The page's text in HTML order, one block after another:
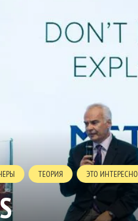
ТЕОРИЯ ЭТО ИНТЕРЕСНО